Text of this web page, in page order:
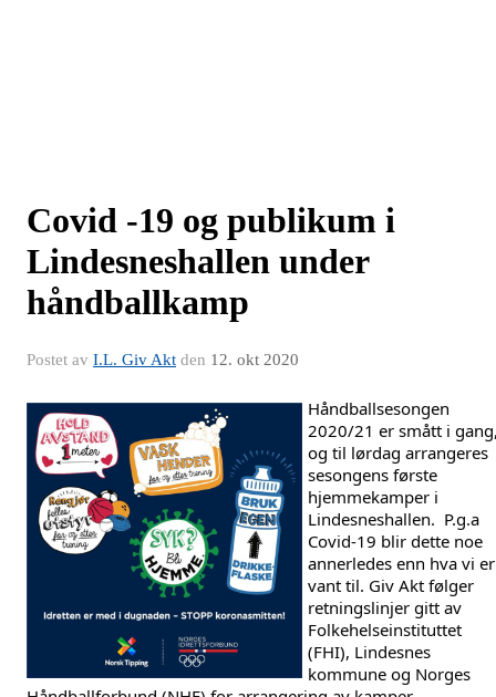
Covid -19 og publikum i
Lindesneshallen under
håndballkamp
Postet av I.L. Giv Akt den 12. okt 2020
Håndballsesongen
2020/21 er smått i
og til lørdag arrangeres
sesongens første
hjemmekamper i
Lindesneshallen.  P.g.a
Covid-19 blir dette noe
annerledes enn hva vi er
vant til. Giv Akt følger
retningslinjer gitt av
Folkehelseinstituttet
(FHI), Lindesnes
kommune og Norges